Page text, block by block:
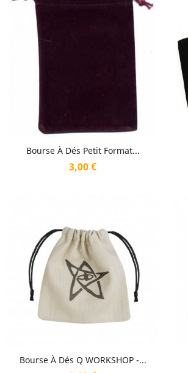
Bourse À Dés Petit Format...
Prix
3,00 €
Aperçu rapide
Bourse À Dés Q WORKSHOP -...
 Aperçu rapide